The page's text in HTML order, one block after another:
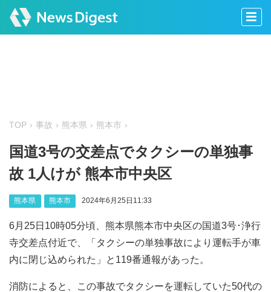
TOP 事故 熊本県 熊本市
国道3号の交差点でタクシーの単独事
故 1人けが 熊本市中央区
熊本県 熊本市 2024年6月25日11:33
6月25日10時05分頃、熊本県熊本市中央区の国道3号･浄行
寺交差点付近で、「タクシーの単独事故により運転手が車
内に閉じ込められた」と119番通報があった。
消防によると、この事故でタクシーを運転していた50代の